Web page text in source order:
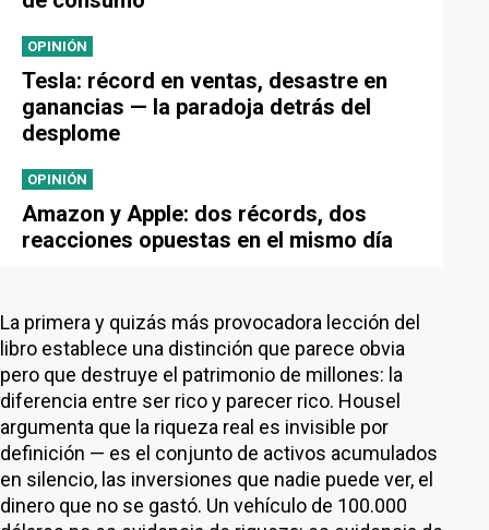
OPINIÓN
Tesla: récord en ventas, desastre en
ganancias — la paradoja detrás del
desplome
OPINIÓN
Amazon y Apple: dos récords, dos
reacciones opuestas en el mismo día
La primera y quizás más provocadora lección del
libro establece una distinción que parece obvia
pero que destruye el patrimonio de millones: la
diferencia entre ser rico y parecer rico. Housel
argumenta que la riqueza real es invisible por
definición — es el conjunto de activos acumulados
en silencio, las inversiones que nadie puede ver, el
dinero que no se gastó. Un vehículo de 100.000